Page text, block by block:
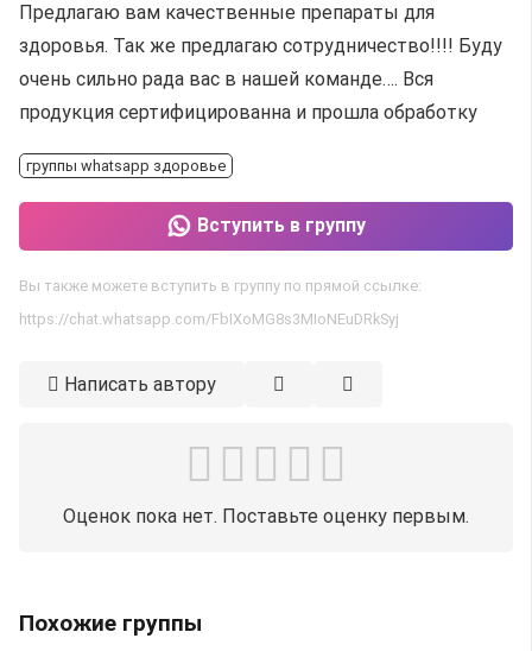
Предлагаю вам качественные препараты для
здоровья. Так же предлагаю сотрудничество!!!! Буду
очень сильно рада вас в нашей команде…. Вся
продукция сертифицированна и прошла обработку
группы whatsapp здоровье
Вступить в группу
Вы также можете вступить в группу по прямой ссылке:
https://chat.whatsapp.com/FbIXoMG8s3MIoNEuDRkSyj
Написать автору
Оценок пока нет. Поставьте оценку первым.
Похожие группы